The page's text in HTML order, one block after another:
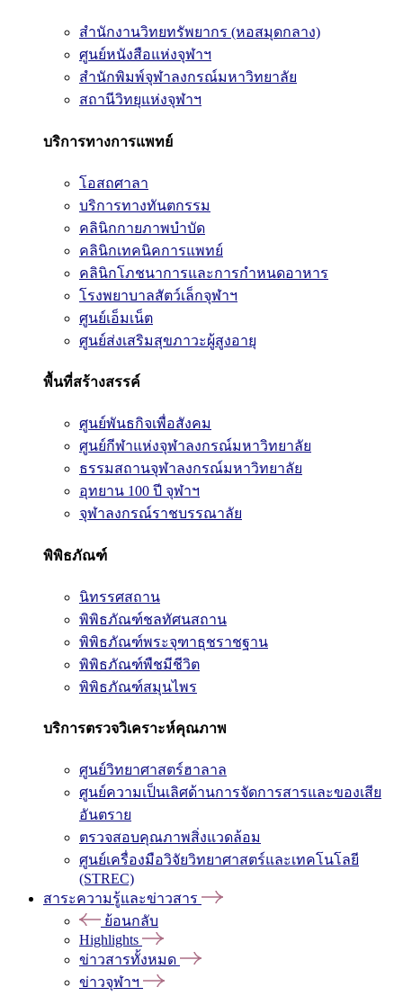
สำนักงานวิทยทรัพยากร (หอสมุดกลาง)
ศูนย์หนังสือแห่งจุฬาฯ
สำนักพิมพ์จุฬาลงกรณ์มหาวิทยาลัย
สถานีวิทยุแห่งจุฬาฯ
บริการทางการแพทย์
โอสถศาลา
บริการทางทันตกรรม
คลินิกกายภาพบำบัด
คลินิกเทคนิคการแพทย์
คลินิกโภชนาการและการกำหนดอาหาร
โรงพยาบาลสัตว์เล็กจุฬาฯ
ศูนย์เอ็มเน็ต
ศูนย์ส่งเสริมสุขภาวะผู้สูงอายุ
พื้นที่สร้างสรรค์
ศูนย์พันธกิจเพื่อสังคม
ศูนย์กีฬาแห่งจุฬาลงกรณ์มหาวิทยาลัย
ธรรมสถานจุฬาลงกรณ์มหาวิทยาลัย
อุทยาน 100 ปี จุฬาฯ
จุฬาลงกรณ์ราชบรรณาลัย
พิพิธภัณฑ์
นิทรรศสถาน
พิพิธภัณฑ์ชลทัศนสถาน
พิพิธภัณฑ์พระจุฑาธุชราชฐาน
พิพิธภัณฑ์พืชมีชีวิต
พิพิธภัณฑ์สมุนไพร
บริการตรวจวิเคราะห์คุณภาพ
ศูนย์วิทยาศาสตร์ฮาลาล
ศูนย์ความเป็นเลิศด้านการจัดการสารและของเสีย
อันตราย
ตรวจสอบคุณภาพสิ่งแวดล้อม
ศูนย์เครื่องมือวิจัยวิทยาศาสตร์และเทคโนโลยี
(STREC)
สาระความรู้และข่าวสาร
ย้อนกลับ
Highlights
ข่าวสารทั้งหมด
ข่าวจุฬาฯ